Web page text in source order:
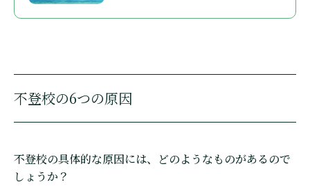
不登校の6つの原因
不登校の具体的な原因には、どのようなものがあるので
しょうか？